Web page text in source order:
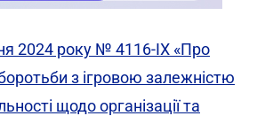
2024 року № 4116-IX «Про
з ігровою залежністю
щодо організації та